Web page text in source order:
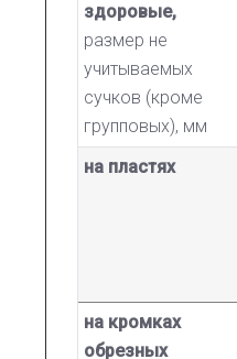
здоровые,
размер не
учитываемых
сучков (кроме
групповых), мм
на пластях
на кромках
обрезных